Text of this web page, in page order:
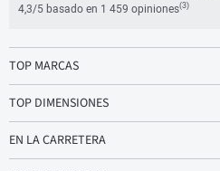
4,3/5 basado en 1 459 opiniones(3)
TOP MARCAS
TOP DIMENSIONES
EN LA CARRETERA